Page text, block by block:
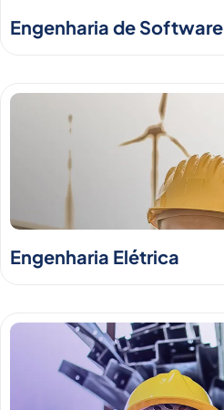
Engenharia de Software
Engenharia Elétrica